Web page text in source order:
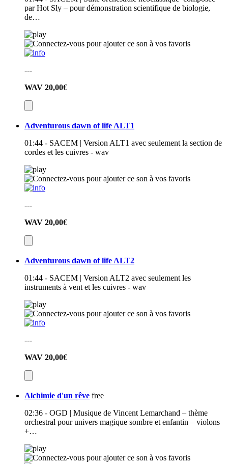
par Hot Sly – pour démonstration scientifique de biologie,
de…
---
WAV 20,00€
Adventurous dawn of life ALT1
01:44 - SACEM | Version ALT1 avec seulement la section de
cordes et les cuivres - wav
---
WAV 20,00€
Adventurous dawn of life ALT2
01:44 - SACEM | Version ALT2 avec seulement les
instruments à vent et les cuivres - wav
---
WAV 20,00€
Alchimie d'un rêve free
02:36 - OGD | Musique de Vincent Lemarchand – thème
orchestral pour univers magique sombre et enfantin – violons
+…